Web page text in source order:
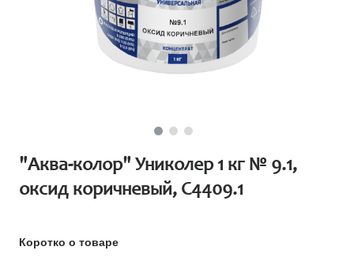
"Аква-колор" Униколер 1 кг № 9.1,
оксид коричневый, С4409.1
Коротко о товаре